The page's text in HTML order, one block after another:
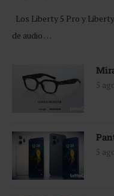
Los Liberty 5 Pro y
de audio …
5
5